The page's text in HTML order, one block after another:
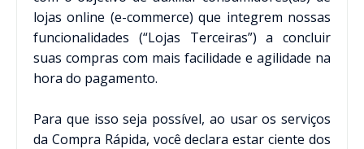
lojas online (e-commerce) que integrem nossas
funcionalidades (“Lojas Terceiras”) a concluir
suas compras com mais facilidade e agilidade na
hora do pagamento.
Para que isso seja possível, ao usar os serviços
da Compra Rápida, você declara estar ciente dos